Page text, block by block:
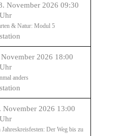
November 2026 09:30
& Natur: Modul 5
2026 18:00
anders
November 2026 13:00
Jahreskreisfesten: Der Weg bis zu